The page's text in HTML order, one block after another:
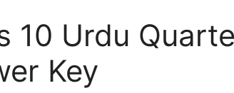
10 Urdu
Key